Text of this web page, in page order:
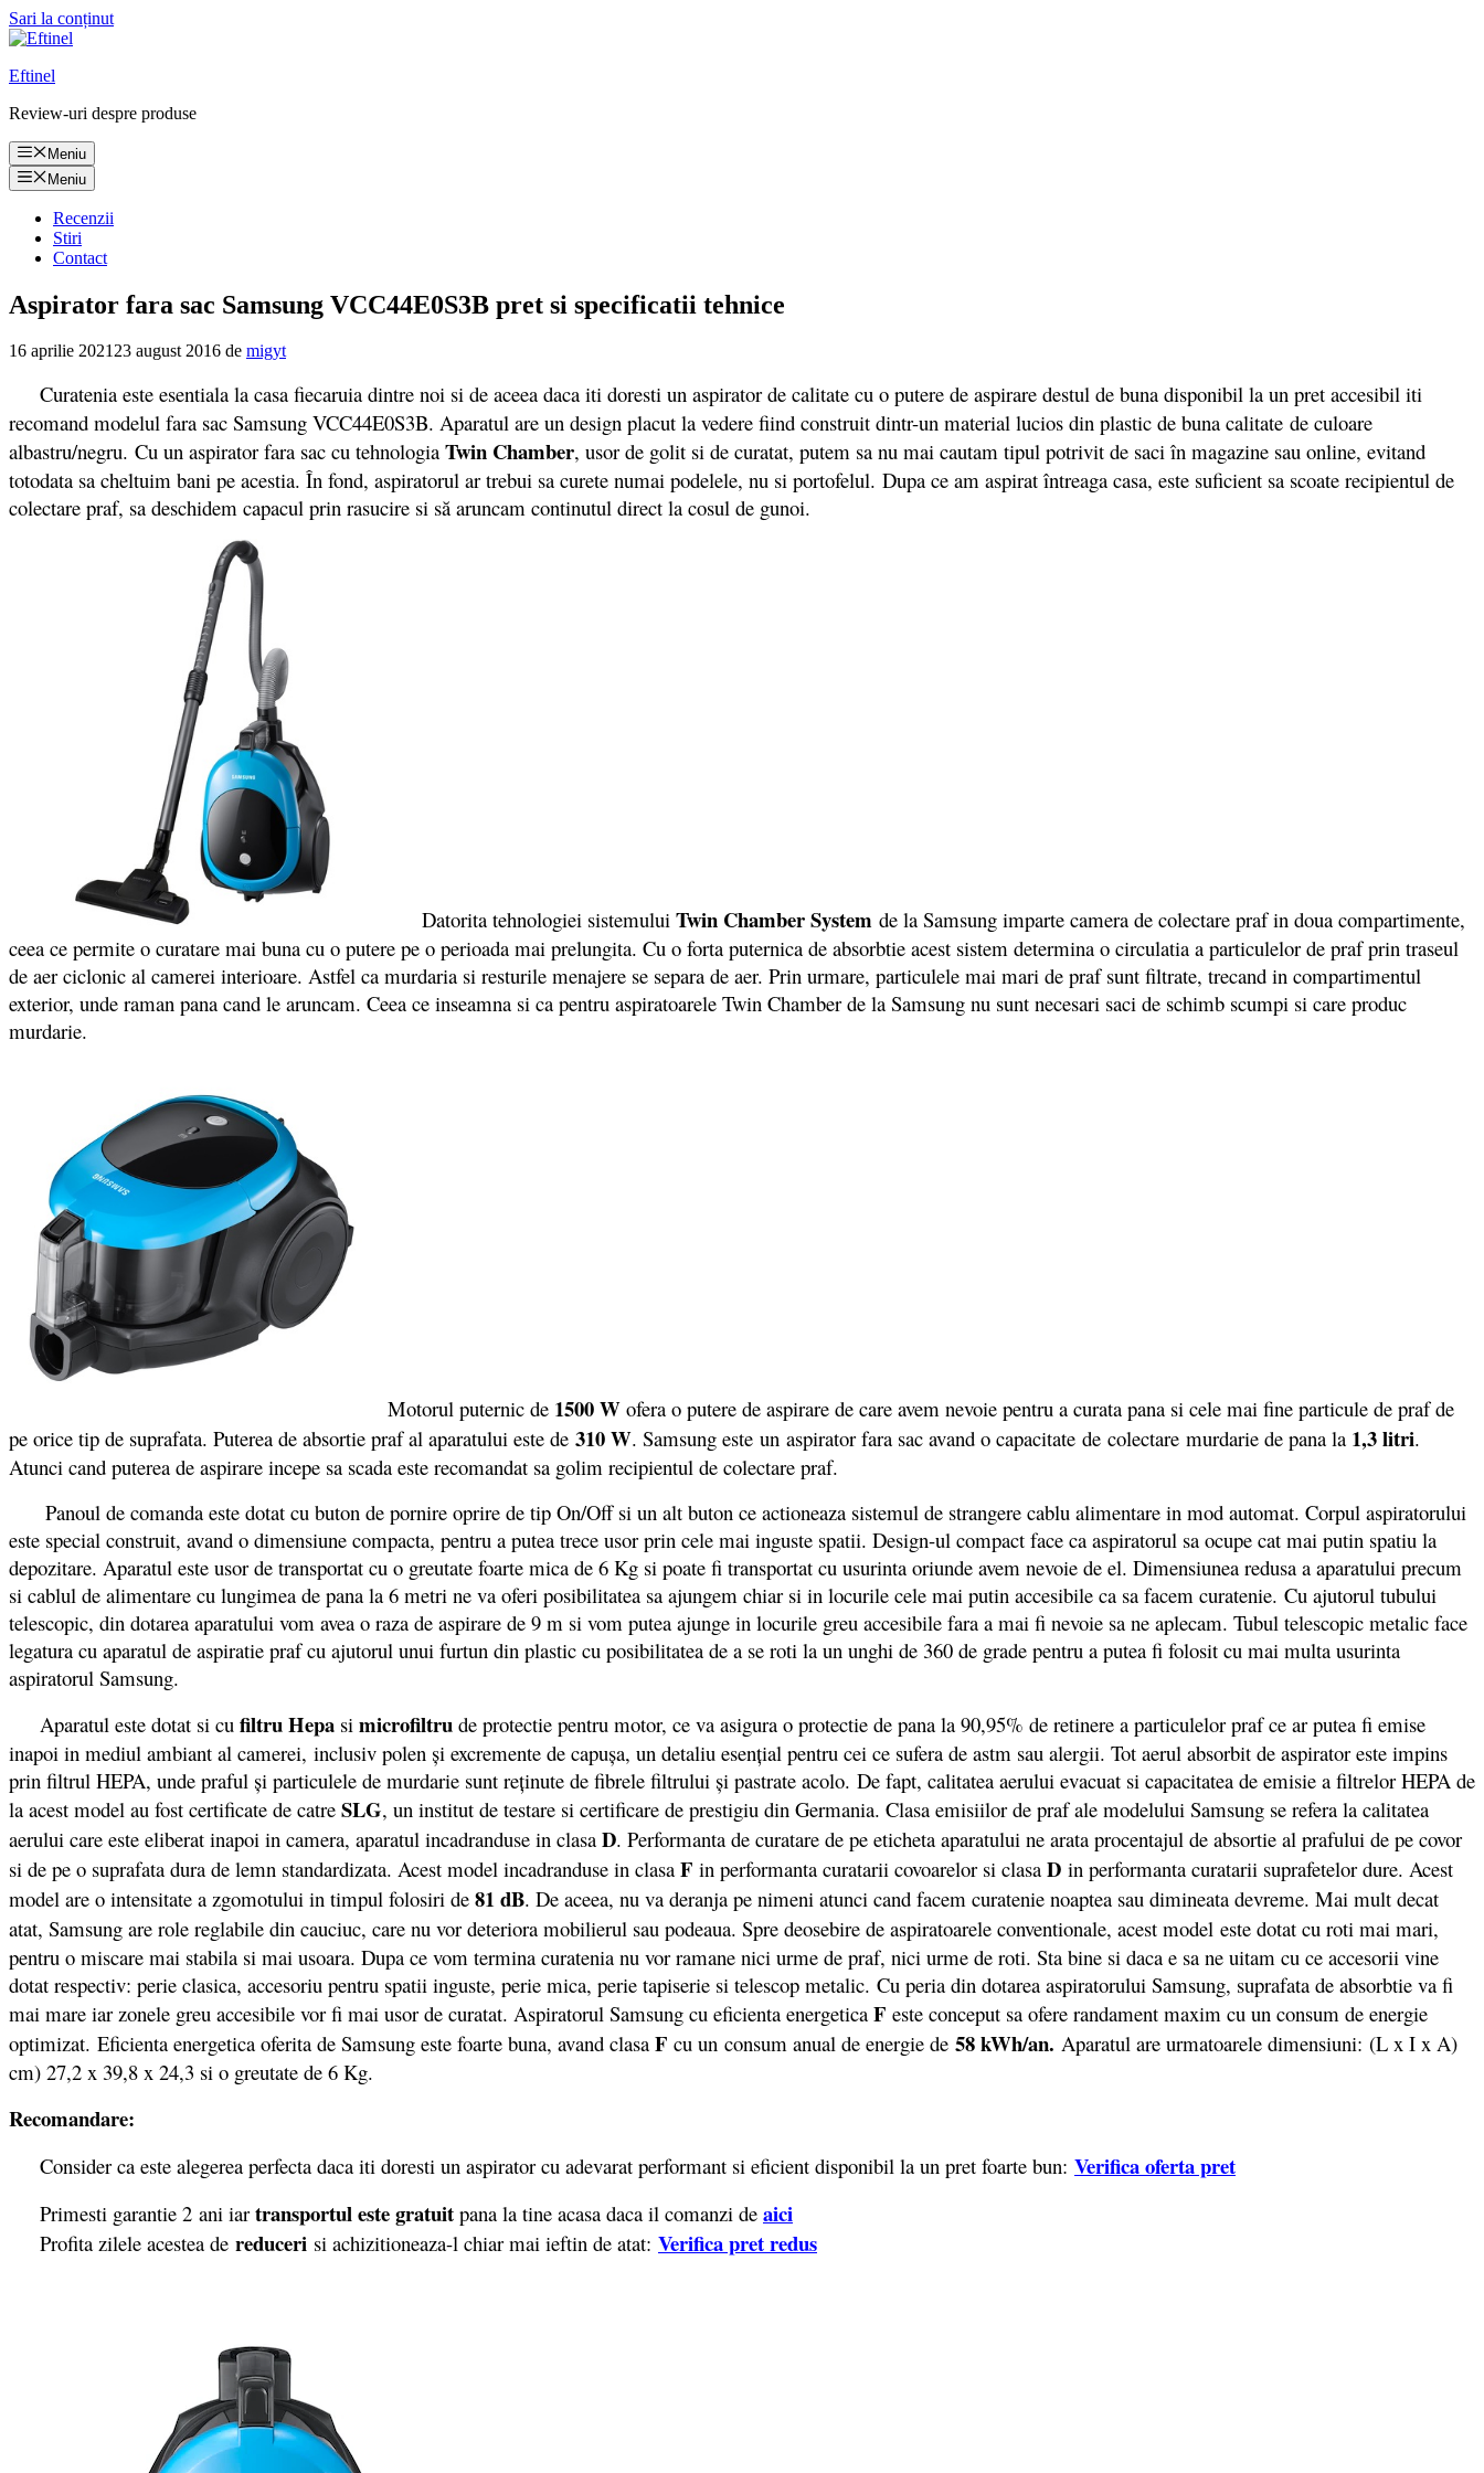
Sari la conținut
Eftinel
Review-uri despre produse
Meniu
Meniu
Recenzii
Stiri
Contact
Aspirator fara sac Samsung VCC44E0S3B pret si specificatii tehnice
16 aprilie 202123 august 2016 de migyt
Curatenia este esentiala la casa fiecaruia dintre noi si de aceea daca iti doresti un aspirator de calitate cu o putere de aspirare destul de buna disponibil la un pret accesibil iti
recomand modelul fara sac Samsung VCC44E0S3B. Aparatul are un design placut la vedere fiind construit dintr-un material lucios din plastic de buna calitate de culoare
albastru/negru. Cu un aspirator fara sac cu tehnologia Twin Chamber, usor de golit si de curatat, putem sa nu mai cautam tipul potrivit de saci în magazine sau online, evitand
totodata sa cheltuim bani pe acestia. În fond, aspiratorul ar trebui sa curete numai podelele, nu si portofelul. Dupa ce am aspirat întreaga casa, este suficient sa scoate recipientul de
colectare praf, sa deschidem capacul prin rasucire si să aruncam continutul direct la cosul de gunoi.
Datorita tehnologiei sistemului Twin Chamber System de la Samsung imparte camera de colectare praf in doua compartimente,
ceea ce permite o curatare mai buna cu o putere pe o perioada mai prelungita. Cu o forta puternica de absorbtie acest sistem determina o circulatia a particulelor de praf prin traseul
de aer ciclonic al camerei interioare. Astfel ca murdaria si resturile menajere se separa de aer. Prin urmare, particulele mai mari de praf sunt filtrate, trecand in compartimentul
exterior, unde raman pana cand le aruncam. Ceea ce inseamna si ca pentru aspiratoarele Twin Chamber de la Samsung nu sunt necesari saci de schimb scumpi si care produc
murdarie.
Motorul puternic de 1500 W ofera o putere de aspirare de care avem nevoie pentru a curata pana si cele mai fine particule de praf de
pe orice tip de suprafata. Puterea de absortie praf al aparatului este de 310 W. Samsung este un aspirator fara sac avand o capacitate de colectare murdarie de pana la 1,3 litri.
Atunci cand puterea de aspirare incepe sa scada este recomandat sa golim recipientul de colectare praf.
Panoul de comanda este dotat cu buton de pornire oprire de tip On/Off si un alt buton ce actioneaza sistemul de strangere cablu alimentare in mod automat. Corpul aspiratorului
este special construit, avand o dimensiune compacta, pentru a putea trece usor prin cele mai inguste spatii. Design-ul compact face ca aspiratorul sa ocupe cat mai putin spatiu la
depozitare. Aparatul este usor de transportat cu o greutate foarte mica de 6 Kg si poate fi transportat cu usurinta oriunde avem nevoie de el. Dimensiunea redusa a aparatului precum
si cablul de alimentare cu lungimea de pana la 6 metri ne va oferi posibilitatea sa ajungem chiar si in locurile cele mai putin accesibile ca sa facem curatenie. Cu ajutorul tubului
telescopic, din dotarea aparatului vom avea o raza de aspirare de 9 m si vom putea ajunge in locurile greu accesibile fara a mai fi nevoie sa ne aplecam. Tubul telescopic metalic face
legatura cu aparatul de aspiratie praf cu ajutorul unui furtun din plastic cu posibilitatea de a se roti la un unghi de 360 de grade pentru a putea fi folosit cu mai multa usurinta
aspiratorul Samsung.
Aparatul este dotat si cu filtru Hepa si microfiltru de protectie pentru motor, ce va asigura o protectie de pana la 90,95% de retinere a particulelor praf ce ar putea fi emise
inapoi in mediul ambiant al camerei, inclusiv polen și excremente de capușa, un detaliu esențial pentru cei ce sufera de astm sau alergii. Tot aerul absorbit de aspirator este impins
prin filtrul HEPA, unde praful și particulele de murdarie sunt reținute de fibrele filtrului și pastrate acolo. De fapt, calitatea aerului evacuat si capacitatea de emisie a filtrelor HEPA de
la acest model au fost certificate de catre SLG, un institut de testare si certificare de prestigiu din Germania. Clasa emisiilor de praf ale modelului Samsung se refera la calitatea
aerului care este eliberat inapoi in camera, aparatul incadranduse in clasa D. Performanta de curatare de pe eticheta aparatului ne arata procentajul de absortie al prafului de pe covor
si de pe o suprafata dura de lemn standardizata. Acest model incadranduse in clasa F in performanta curatarii covoarelor si clasa D in performanta curatarii suprafetelor dure. Acest
model are o intensitate a zgomotului in timpul folosiri de 81 dB. De aceea, nu va deranja pe nimeni atunci cand facem curatenie noaptea sau dimineata devreme. Mai mult decat
atat, Samsung are role reglabile din cauciuc, care nu vor deteriora mobilierul sau podeaua. Spre deosebire de aspiratoarele conventionale, acest model este dotat cu roti mai mari,
pentru o miscare mai stabila si mai usoara. Dupa ce vom termina curatenia nu vor ramane nici urme de praf, nici urme de roti. Sta bine si daca e sa ne uitam cu ce accesorii vine
dotat respectiv: perie clasica, accesoriu pentru spatii inguste, perie mica, perie tapiserie si telescop metalic. Cu peria din dotarea aspiratorului Samsung, suprafata de absorbtie va fi
mai mare iar zonele greu accesibile vor fi mai usor de curatat. Aspiratorul Samsung cu eficienta energetica F este conceput sa ofere randament maxim cu un consum de energie
optimizat. Eficienta energetica oferita de Samsung este foarte buna, avand clasa F cu un consum anual de energie de 58 kWh/an. Aparatul are urmatoarele dimensiuni: (L x I x A)
cm) 27,2 x 39,8 x 24,3 si o greutate de 6 Kg.
Recomandare:
Consider ca este alegerea perfecta daca iti doresti un aspirator cu adevarat performant si eficient disponibil la un pret foarte bun: Verifica oferta pret
Primesti garantie 2 ani iar transportul este gratuit pana la tine acasa daca il comanzi de aici
Profita zilele acestea de reduceri si achizitioneaza-l chiar mai ieftin de atat: Verifica pret redus